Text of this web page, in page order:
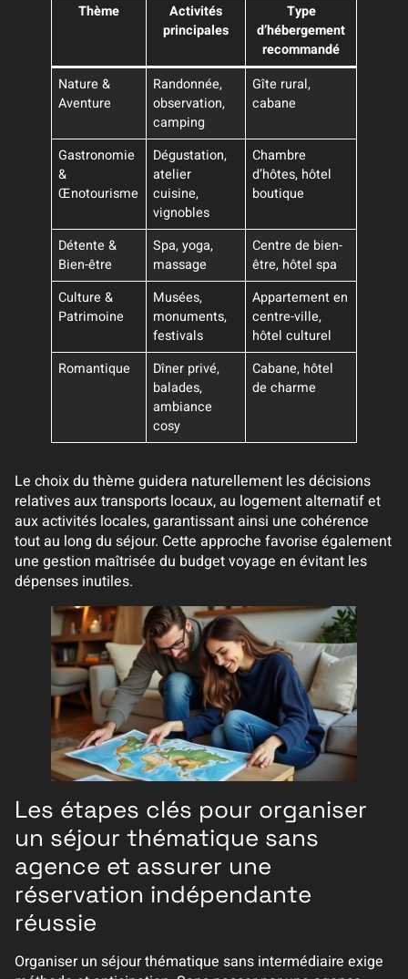
Thème
Activités
principales
Type
d’hébergement
recommandé
Nature &
Aventure
Randonnée,
observation,
camping
Gîte rural,
cabane
Gastronomie
&
Œnotourisme
Dégustation,
atelier
cuisine,
vignobles
Chambre
d’hôtes, hôtel
boutique
Détente &
Bien-être
Spa, yoga,
massage
Centre de bien-
être, hôtel spa
Culture &
Patrimoine
Musées,
monuments,
festivals
Appartement en
centre-ville,
hôtel culturel
Romantique
Dîner privé,
balades,
ambiance
cosy
Cabane, hôtel
de charme
Le choix du thème guidera naturellement les décisions
relatives aux transports locaux, au logement alternatif et
aux activités locales, garantissant ainsi une cohérence
tout au long du séjour. Cette approche favorise également
une gestion maîtrisée du budget voyage en évitant les
dépenses inutiles.
Les étapes clés pour organiser
un séjour thématique sans
agence et assurer une
réservation indépendante
réussie
Organiser un séjour thématique sans intermédiaire exige